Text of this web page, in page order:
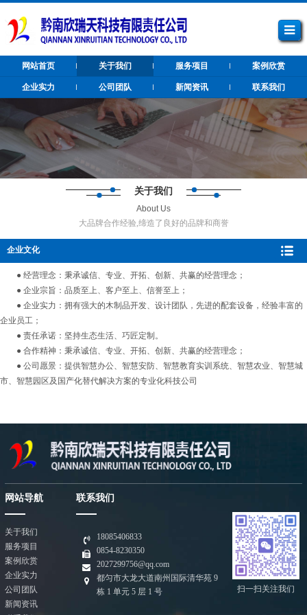
网站首页 关于我们 服务项目 案例欣赏
企业实力 公司团队 新闻资讯 联系我们
关于我们
About Us
大品牌合作经验,缔造了良好的品牌和商誉
企业文化
● 经营理念：秉承诚信、专业、开拓、创新、共赢的经营理念；
● 企业宗旨：品质至上、客户至上、信誉至上；
● 企业实力：拥有强大的木制品开发、设计团队，先进的配套设备，经验丰富的
企业员工；
● 责任承诺：坚持生态生活、巧匠定制。
● 合作精神：秉承诚信、专业、开拓、创新、共赢的经营理念；
● 公司愿景：提供智慧办公、智慧安防、智慧教育实训系统、智慧农业、智慧城
市、智慧园区及国产化替代解决方案的专业化科技公司
网站导航
关于我们
服务项目
案例欣赏
企业实力
公司团队
新闻资讯
联系我们
18085406833
0854-8230350
2027299756@qq.com
都匀市大龙大道南州国际清华苑 9
栋 1 单元 5 层 1 号
扫一扫关注我们